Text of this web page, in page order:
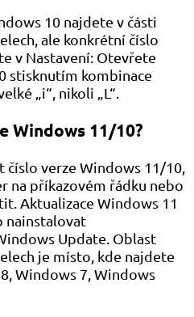
10 najdete v části
ale konkrétní číslo
v Nastavení: Otevřete
stisknutím kombinace
„i“, nikoli „L“.
Windows 11/10?
číslo verze Windows 11/10,
na příkazovém řádku nebo
Aktualizace Windows 11
nainstalovat
Update. Oblast
je místo, kde najdete
Windows 7, Windows